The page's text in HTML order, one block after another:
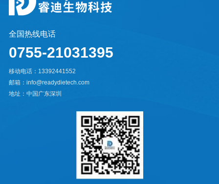
全国热线电话
0755-21031395
移动电话：13392441552
邮箱：info@readydietech.com
地址：中国广东深圳